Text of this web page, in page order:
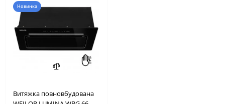
Новинка
Витяжка повновбудована